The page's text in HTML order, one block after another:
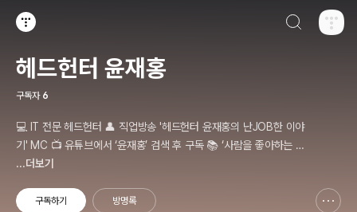
헤드헌터 윤재홍
구독자 6
💻 IT 전문 헤드헌터 👤 직업방송 '헤드헌터 윤재홍의 난JOB한 이야
기' MC 📺 유튜브에서 ‘윤재홍’ 검색 후 구독 📚 ‘사람을 좋아하는 헤
드헌터’ 저자 💌 출연신청 및 비지니스 문의 : nanjobstory@gmail.
...더보기
구독하기 방명록